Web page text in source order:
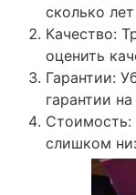
сколько
Качество:
оценить
Гарантии:
гарантии
Стоимость:
слишком